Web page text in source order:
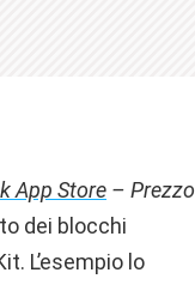
App Store – Prezzo
dei blocchi
L’esempio lo